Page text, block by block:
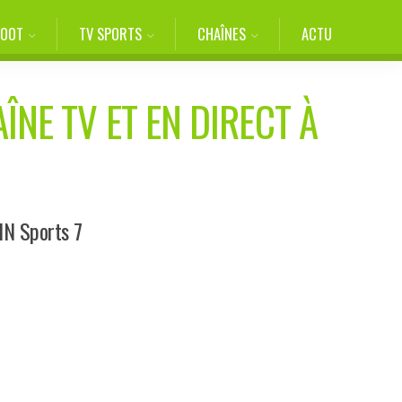
TV SPORTS CHAÎNES ACTU
TV ET EN DIRECT À
Sports 7